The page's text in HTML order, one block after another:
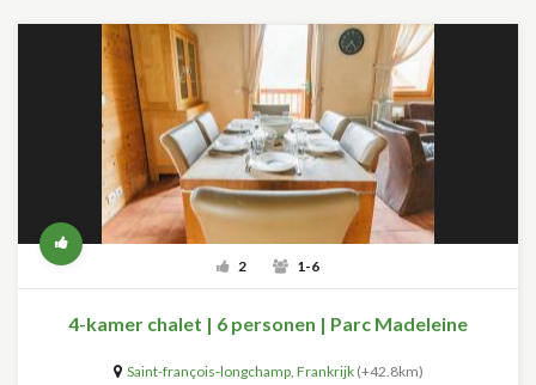
2 1-6
4-kamer chalet | 6 personen | Parc Madeleine
Saint-françois-longchamp, Frankrijk (+42.8km)